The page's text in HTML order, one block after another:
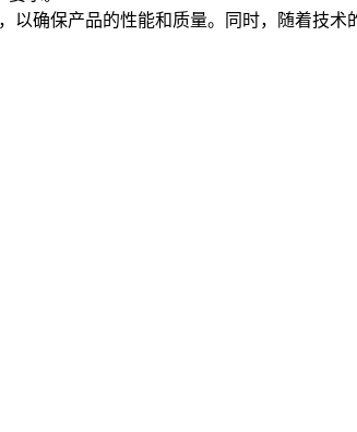
确保产品的性能和质量。同时，随着技